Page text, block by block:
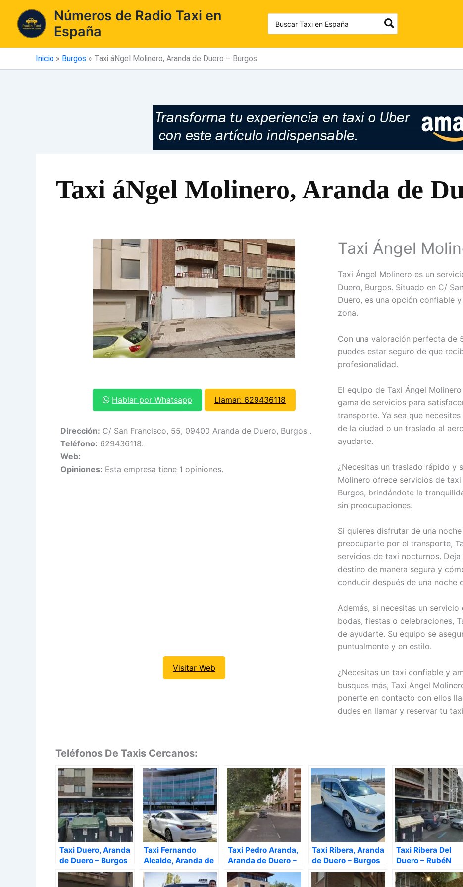
contenido
Números de Radio Taxi en
España
for:
Inicio » Burgos » Taxi áNgel Molinero, Aranda de Duero – Burgos
Taxi áNgel Molinero, Aranda de
Hablar por Whatsapp Llamar: 629436118
Dirección: C/ San Francisco, 55, 09400 Aranda de Duero, Burgos .
Teléfono: 629436118.
Web:
Opiniones: Esta empresa tiene 1 opiniones.
Visitar Web
Taxi Ángel
Taxi Ángel Molinero es un
Duero, Burgos. Situado en C/
Duero, es una opción confiable
zona.
Con una valoración perfecta de
puedes estar seguro de que
profesionalidad.
El equipo de Taxi Ángel
gama de servicios para
transporte. Ya sea que
de la ciudad o un traslado al
ayudarte.
¿Necesitas un traslado rápido y
Molinero ofrece servicios de
Burgos, brindándote la
sin preocupaciones.
Si quieres disfrutar de una
preocuparte por el transporte,
servicios de taxi nocturnos.
destino de manera segura y
conducir después de una noche
Además, si necesitas un
bodas, fiestas o celebraciones,
de ayudarte. Su equipo se
puntualmente y en estilo.
¿Necesitas un taxi confiable y
busques más, Taxi Ángel
ponerte en contacto con ellos
dudes en llamar y reservar tu
Teléfonos De Taxis Cercanos:
Taxi Duero, Aranda
de Duero – Burgos
Taxi Fernando
Alcalde, Aranda de
Duero – Burgos
Taxi Pedro Aranda,
Aranda de Duero –
Burgos
Taxi Ribera, Aranda
de Duero – Burgos
Taxi Ribera Del
Duero – RubéN
SantamaríA
Castillo, Aranda